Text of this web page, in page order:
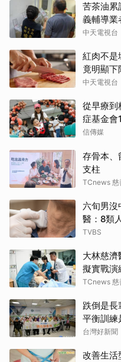
苦茶油累
義輔導業
中天電視台
紅肉不
竟明顯下
中天電視台
從早療
症基金
信傳媒
存骨本、
支柱
TCnews 慈
六旬男
醫：8類
TVBS
大林慈
擬實戰演
TCnews 慈
跌倒是
平衡訓練
台灣好新聞
改善生活